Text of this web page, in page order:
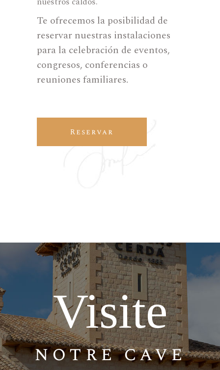
Te ofrecemos la posibilidad de
reservar nuestras instalaciones
para la celebración de eventos,
congresos, conferencias o
reuniones familiares.
Reservar
Visite
notre cave